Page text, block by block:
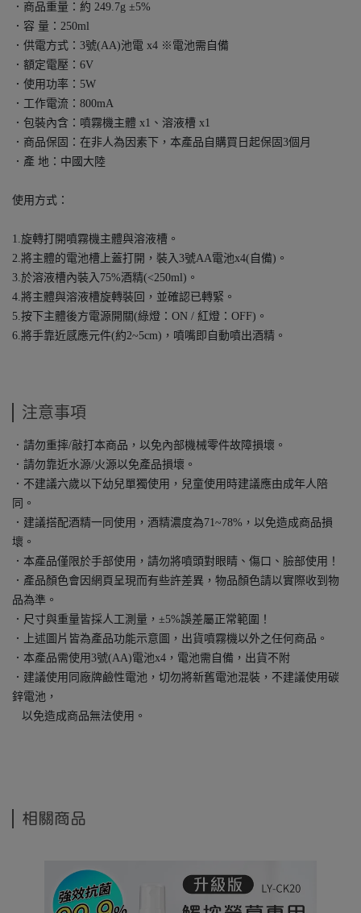
．商品重量：約 249.7g ±5%
．容 量：250ml
．供電方式：3號(AA)池電 x4 ※電池需自備
．額定電壓：6V
．使用功率：5W
．工作電流：800mA
．包裝內含：噴霧機主體 x1、溶液槽 x1
．商品保固：在非人為因素下，本產品自購買日起保固3個月
．產 地：中國大陸
使用方式：
1.旋轉打開噴霧機主體與溶液槽。
2.將主體的電池槽上蓋打開，裝入3號AA電池x4(自備)。
3.於溶液槽內裝入75%酒精(<250ml)。
4.將主體與溶液槽旋轉裝回，並確認已轉緊。
5.按下主體後方電源開關(綠燈：ON / 紅燈：OFF)。
6.將手靠近感應元件(約2~5cm)，噴嘴即自動噴出酒精。
注意事項
．請勿重摔/敲打本商品，以免內部機械零件故障損壞。
．請勿靠近水源/火源以免產品損壞。
．不建議六歲以下幼兒單獨使用，兒童使用時建議應由成年人陪
同。
．建議搭配酒精一同使用，酒精濃度為71~78%，以免造成商品損
壞。
．本產品僅限於手部使用，請勿將噴頭對眼睛、傷口、臉部使用！
．產品顏色會因網頁呈現而有些許差異，物品顏色請以實際收到物
品為準。
．尺寸與重量皆採人工測量，±5%誤差屬正常範圍！
．上述圖片皆為產品功能示意圖，出貨噴霧機以外之任何商品。
．本產品需使用3號(AA)電池x4，電池需自備，出貨不附
．建議使用同廠牌鹼性電池，切勿將新舊電池混裝，不建議使用碳
鋅電池，
以免造成商品無法使用。
相關商品